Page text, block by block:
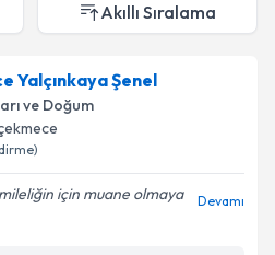
Akıllı Sıralama
Yalçınkaya Şenel
ve Doğum
için muane olmaya
Devamı